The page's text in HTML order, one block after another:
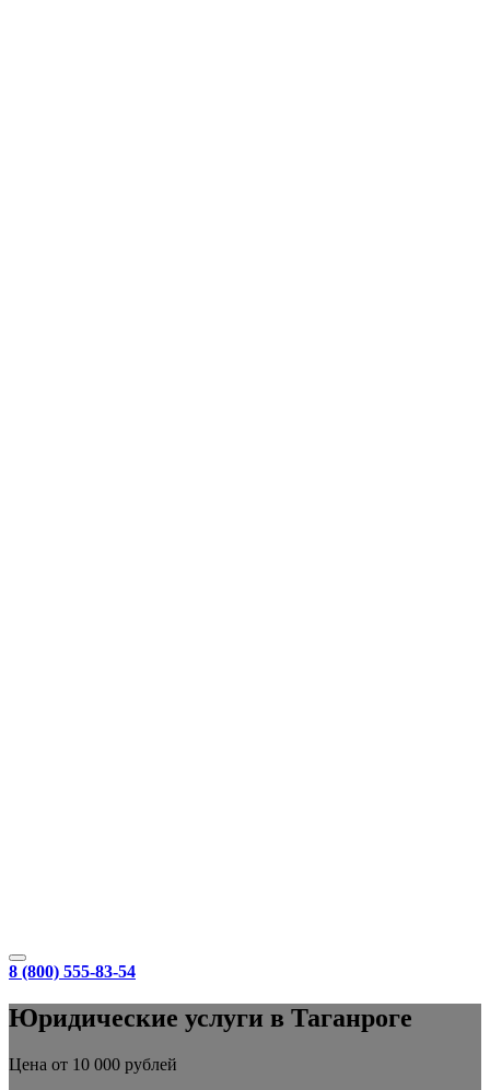
8 (800) 555-83-54
Юридические услуги в Таганроге
Цена от 10 000 рублей